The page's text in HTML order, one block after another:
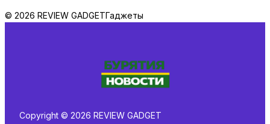
© 2026 REVIEW GADGETГаджеты
Copyright © 2026 REVIEW GADGET